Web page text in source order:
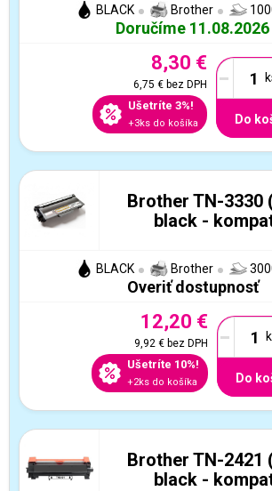
BLACK Brother
Doručíme 11.08.2026
8,30 €
6,75 €bez DPH
Ušetríte 3%!
+3ks do košíka
-
Do
Brother TN-3330
black -
BLACK Brother
Overiť dostupnosť
12,20 €
9,92 €bez DPH
Ušetríte 10%!
+2ks do košíka
-
Do
Brother TN-2421
black -